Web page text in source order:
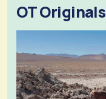
OT Originals